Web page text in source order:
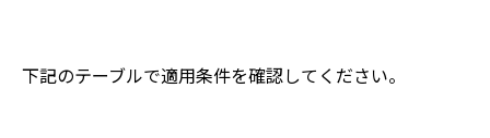
下記のテーブルで適用条件を確認してください。